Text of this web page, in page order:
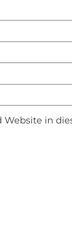
Website in